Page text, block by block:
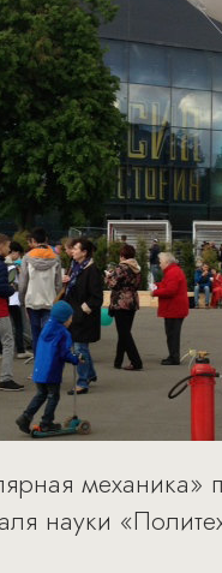
механика»
науки